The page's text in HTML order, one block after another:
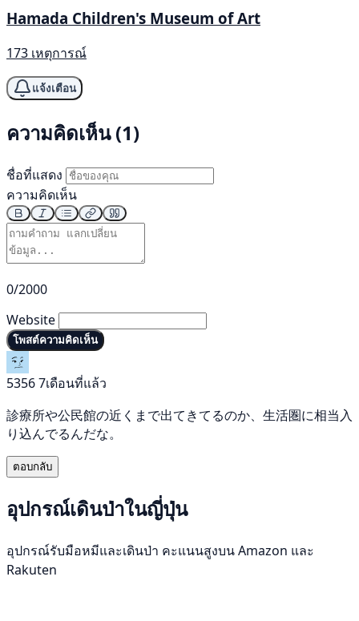
Hamada Children's Museum of Art
173 เหตุการณ์
แจ้งเตือน
ความคิดเห็น (1)
ชื่อที่แสดง
ความคิดเห็น
0/2000
Website
โพสต์ความคิดเห็น
53567เดือนที่แล้ว
診療所や公民館の近くまで出てきてるのか、生活圏に相当入
り込んでるんだな。
ตอบกลับ
อุปกรณ์เดินป่าในญี่ปุ่น
อุปกรณ์รับมือหมีและเดินป่า คะแนนสูงบน Amazon และ
Rakuten